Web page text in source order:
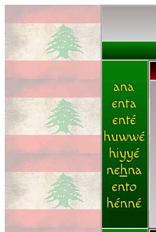
ana
enta
enté
huwwé
hiyyé
nehna
ento
hénné